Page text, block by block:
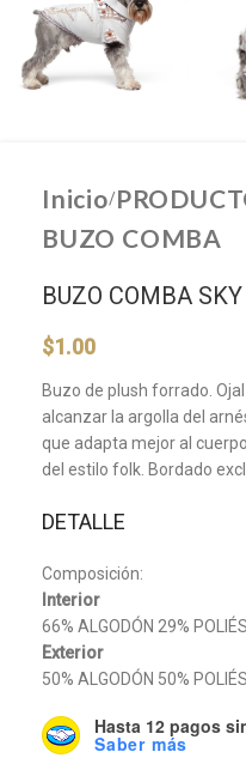
Inicio/
BUZO COMBA
BUZO COMBA SKY
$1.00
Buzo de plush forrado.
alcanzar la argolla del
que adapta mejor al
del estilo folk. Bordado
DETALLE
Composición:
Interior
66% ALGODÓN 29%
Exterior
50% ALGODÓN 50%
Hasta 12 pagos
Saber más